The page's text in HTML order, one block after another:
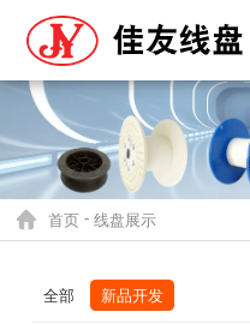
首页 -线盘展示
全部 新品开发